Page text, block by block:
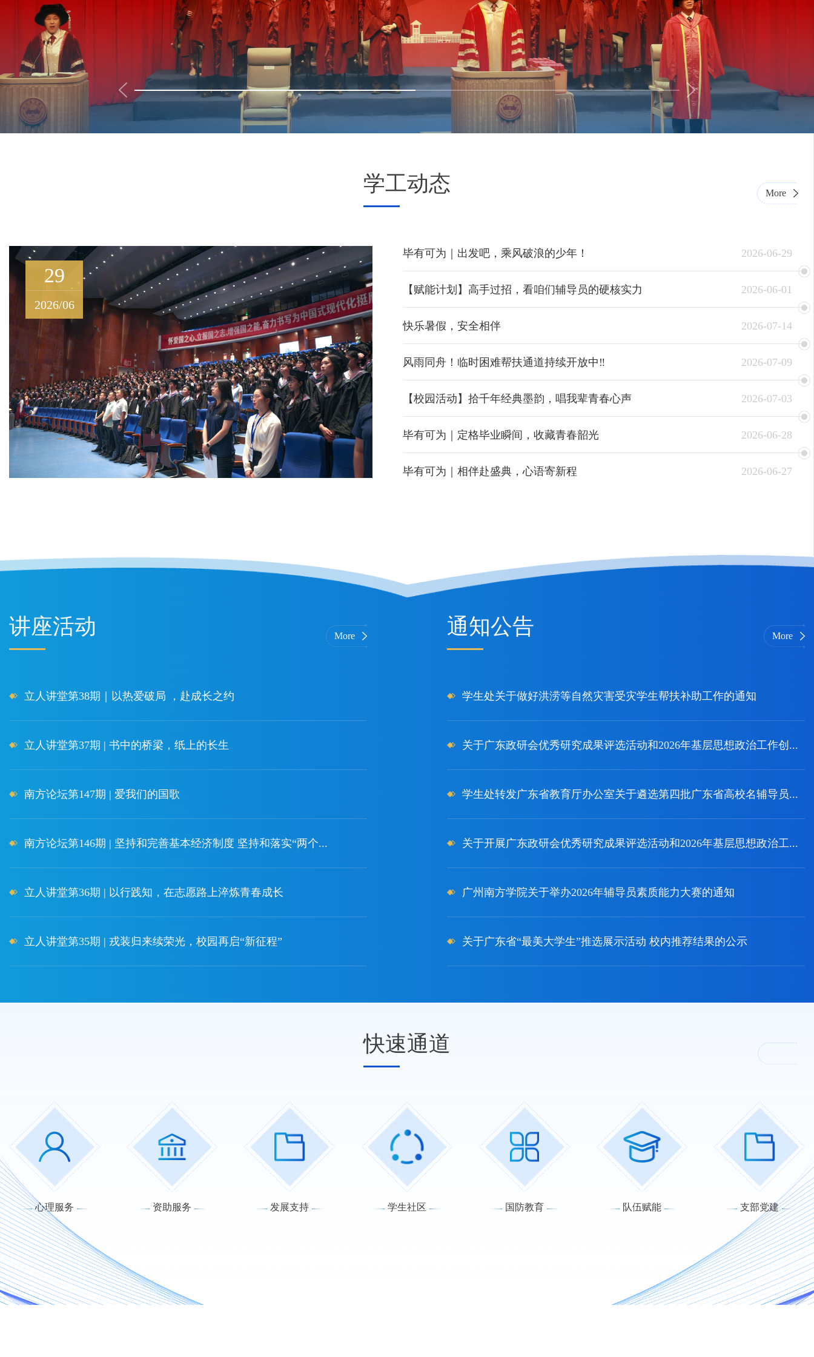
学工动态 More
29
2026/06
01
2026/06
14
2026/07
毕有可为｜出发吧，乘风破浪的少年！ 2026-06-29
【赋能计划】高手过招，看咱们辅导员的硬核实力 2026-06-01
快乐暑假，安全相伴 2026-07-14
风雨同舟！临时困难帮扶通道持续开放中‼️ 2026-07-09
【校园活动】拾千年经典墨韵，唱我辈青春心声 2026-07-03
毕有可为｜定格毕业瞬间，收藏青春韶光 2026-06-28
毕有可为｜相伴赴盛典，心语寄新程 2026-06-27
讲座活动 More
立人讲堂第38期｜以热爱破局 ，赴成长之约
立人讲堂第37期 | 书中的桥梁，纸上的长生
南方论坛第147期 | 爱我们的国歌
南方论坛第146期 | 坚持和完善基本经济制度 坚持和落实“两个...
立人讲堂第36期 | 以行践知，在志愿路上淬炼青春成长
立人讲堂第35期 | 戎装归来续荣光，校园再启“新征程”
通知公告 More
学生处关于做好洪涝等自然灾害受灾学生帮扶补助工作的通知
关于广东政研会优秀研究成果评选活动和2026年基层思想政治工作创...
学生处转发广东省教育厅办公室关于遴选第四批广东省高校名辅导员...
关于开展广东政研会优秀研究成果评选活动和2026年基层思想政治工...
广州南方学院关于举办2026年辅导员素质能力大赛的通知
关于广东省“最美大学生”推选展示活动 校内推荐结果的公示
快速通道
心理服务 资助服务 发展支持 学生社区 国防教育 队伍赋能 支部党建